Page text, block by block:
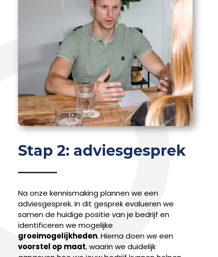
Stap 2: adviesgesprek
Na onze kennismaking plannen we een
adviesgesprek. In dit gesprek evalueren we
samen de huidige positie van je bedrijf en
identificeren we mogelijke
groeimogelijkheden. Hierna doen we een
voorstel op maat, waarin we duidelijk